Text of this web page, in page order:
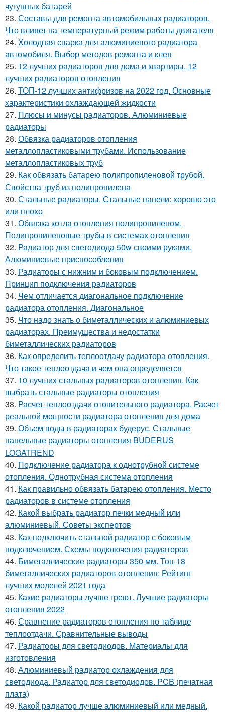
чугунных батарей
23. Составы для ремонта автомобильных радиаторов.
Что влияет на температурный режим работы двигателя
24. Холодная сварка для алюминиевого радиатора
автомобиля. Выбор методов ремонта и клея
25. 12 лучших радиаторов для дома и квартиры. 12
лучших радиаторов отопления
26. ТОП-12 лучших антифризов на 2022 год. Основные
характеристики охлаждающей жидкости
27. Плюсы и минусы радиаторов. Алюминиевые
радиаторы
28. Обвязка радиаторов отопления
металлопластиковыми трубами. Использование
металлопластиковых труб
29. Как обвязать батарею полипропиленовой трубой.
Свойства труб из полипропилена
30. Стальные радиаторы. Стальные панели: хорошо это
или плохо
31. Обвязка котла отопления полипропиленом.
Полипропиленовые трубы в системах отопления
32. Радиатор для светодиода 50w своими руками.
Алюминиевые приспособления
33. Радиаторы с нижним и боковым подключением.
Принцип подключения радиаторов
34. Чем отличается диагональное подключение
радиатора отопления. Диагональное
35. Что надо знать о биметаллических и алюминиевых
радиаторах. Преимущества и недостатки
биметаллических радиаторов
36. Как определить теплоотдачу радиатора отопления.
Что такое теплоотдача и чем она определяется
37. 10 лучших стальных радиаторов отопления. Как
выбрать стальные радиаторы отопления
38. Расчет теплоотдачи отопительного радиатора. Расчет
реальной мощности радиатора отопления для дома
39. Объем воды в радиаторах будерус. Стальные
панельные радиаторы отопления BUDERUS
LOGATREND
40. Подключение радиатора к однотрубной системе
отопления. Однотрубная система отопления
41. Как правильно обвязать батарею отопления. Место
радиаторов в системе отопления
42. Какой выбрать радиатор печки медный или
алюминиевый. Советы экспертов
43. Как подключить стальной радиатор с боковым
подключением. Схемы подключения радиаторов
44. Биметаллические радиаторы 350 мм. Топ-18
биметаллических радиаторов отопления: Рейтинг
лучших моделей 2021 года
45. Какие радиаторы лучше греют. Лучшие радиаторы
отопления 2022
46. Сравнение радиаторов отопления по таблице
теплоотдачи. Сравнительные выводы
47. Радиаторы для светодиодов. Материалы для
изготовления
48. Алюминиевый радиатор охлаждения для
светодиода. Радиатор для светодиодов. PCB (печатная
плата)
49. Какой радиатор лучше алюминиевый или медный.